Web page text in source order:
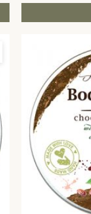
в любими